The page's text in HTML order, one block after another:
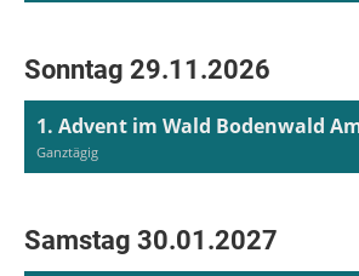
Sonntag 29.11.2026
1. Advent im Wald Bodenwald
Ganztägig
Samstag 30.01.2027